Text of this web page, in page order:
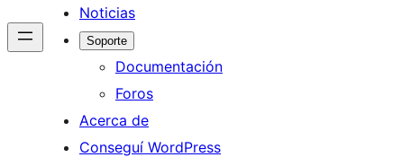
Noticias
Soporte
Documentación
Foros
Acerca de
Conseguí WordPress